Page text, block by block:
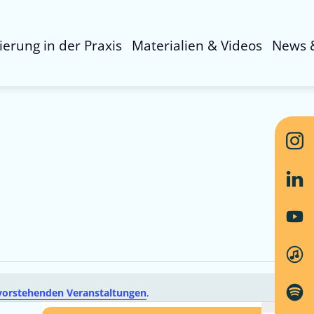
in der Praxis Materialien & Videos News
Veranstaltungen.